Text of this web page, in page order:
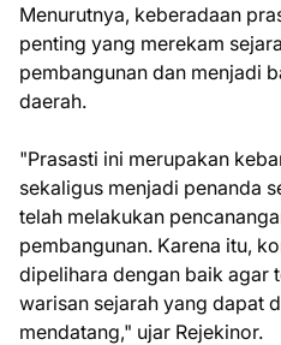
Menurutnya, keberadaan
penting yang merekam
pembangunan dan menjadi
daerah.
"Prasasti ini merupakan
sekaligus menjadi penanda
telah melakukan
pembangunan. Karena itu,
dipelihara dengan baik agar
warisan sejarah yang dapat
mendatang," ujar Rejekinor.